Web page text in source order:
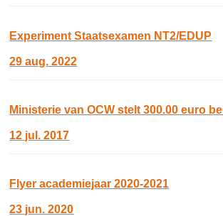
Experiment Staatsexamen NT2/EDUP
29 aug. 2022
Ministerie van OCW stelt 300.00 euro
12 jul. 2017
Flyer academiejaar 2020-2021
23 jun. 2020